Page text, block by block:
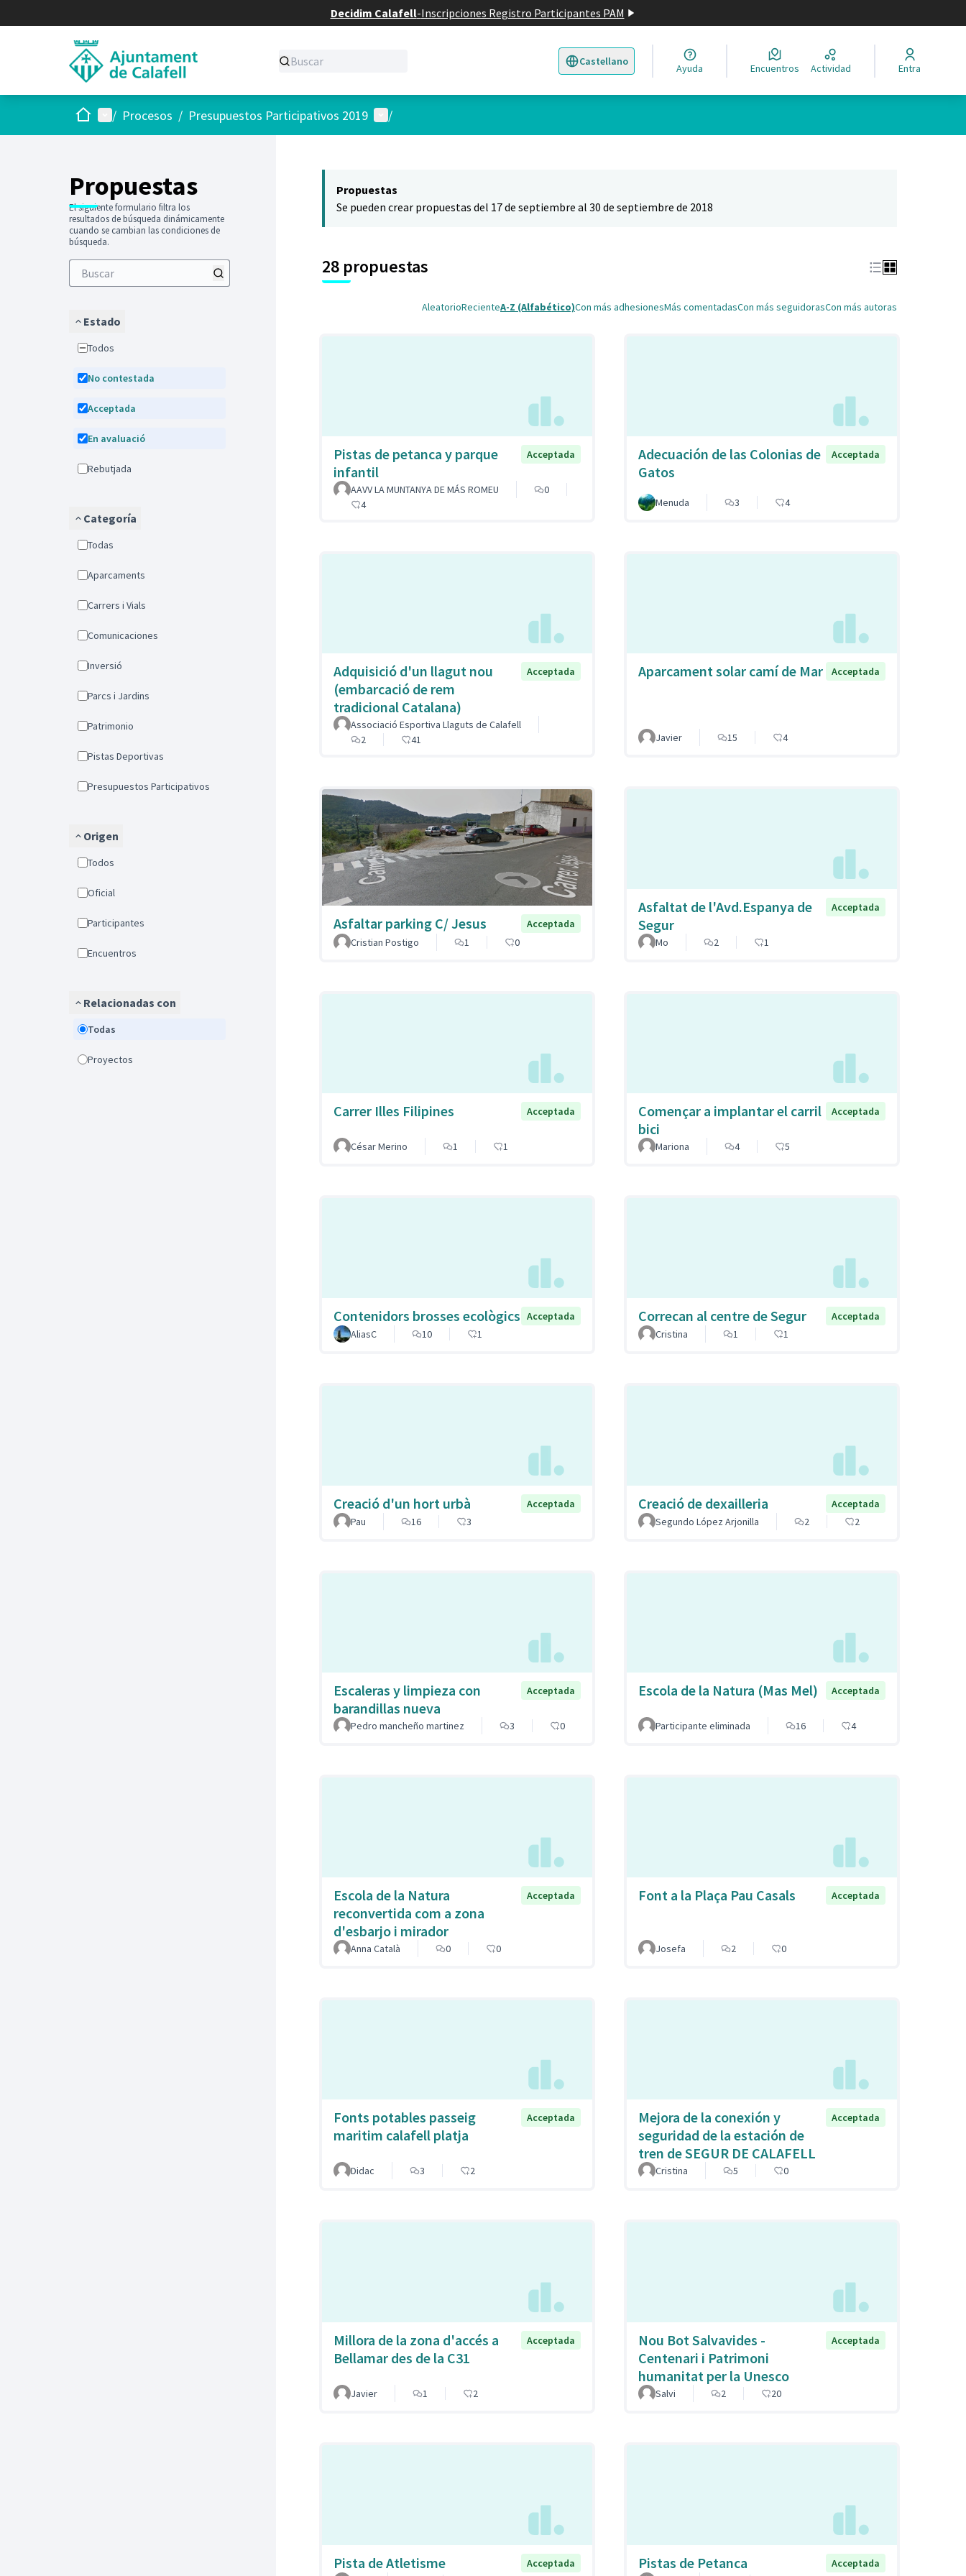
Decidim Calafell-Inscripciones Registro Participantes PAM
Castellano
Triar la llengua Elegir el idioma
Ayuda Encuentros Actividad Entra
InicioMenú principal
/ Procesos / Presupuestos Participativos 2019 Menú de usuario
/
Propuestas
El siguiente formulario filtra los
resultados de búsqueda dinámicamente
cuando se cambian las condiciones de
búsqueda.
Estado
Todos
No contestada
Acceptada
En avaluació
Rebutjada
Categoría
Todas
Aparcaments
Carrers i Vials
Comunicaciones
Inversió
Parcs i Jardins
Patrimonio
Pistas Deportivas
Presupuestos Participativos
Origen
Todos
Oficial
Participantes
Encuentros
Relacionadas con
Todas
Proyectos
Propuestas
Se pueden crear propuestas del 17 de septiembre al 30 de septiembre de 2018
28 propuestas
AleatorioRecienteA-Z (Alfabético)Con más adhesionesMás comentadasCon más seguidorasCon más autoras
Pistas de petanca y parque
infantil
Acceptada
AAVV LA MUNTANYA DE MÁS ROMEU
0
4
Adecuación de las Colonias de
Gatos
Acceptada
Menuda 3 4
Adquisició d'un llagut nou
(embarcació de rem
tradicional Catalana)
Acceptada
Associació Esportiva Llaguts de Calafell
2
41
Aparcament solar camí de Mar Acceptada
Javier 15 4
Asfaltar parking C/ Jesus
Acceptada
Cristian Postigo
1 0
Asfaltat de l'Avd.Espanya de
Segur
Acceptada
Mo 2 1
Carrer Illes Filipines Acceptada
César Merino 1 1
Començar a implantar el carril
bici
Acceptada
Mariona 4 5
Contenidors brosses ecològics Acceptada
AliasC
10 1
Correcan al centre de Segur
Acceptada
Cristina
1 1
Creació d'un hort urbà
Acceptada
Pau
16 3
Creació de dexailleria
Acceptada
Segundo López Arjonilla
2 2
Escaleras y limpieza con
barandillas nueva
Acceptada
Pedro mancheño martinez 3 0
Escola de la Natura (Mas Mel) Acceptada
Participante eliminada 16 4
Escola de la Natura
reconvertida com a zona
d'esbarjo i mirador
Acceptada
Anna Català 0 0
Font a la Plaça Pau Casals Acceptada
Josefa 2 0
Fonts potables passeig
maritim calafell platja
Acceptada
Didac 3 2
Mejora de la conexión y
seguridad de la estación de
tren de SEGUR DE CALAFELL
Acceptada
Cristina 5 0
Millora de la zona d'accés a
Bellamar des de la C31
Acceptada
Javier 1 2
Nou Bot Salvavides -
Centenari i Patrimoni
humanitat per la Unesco
Acceptada
Salvi 2 20
Pista de Atletisme
Acceptada
Pistas de Petanca
Acceptada